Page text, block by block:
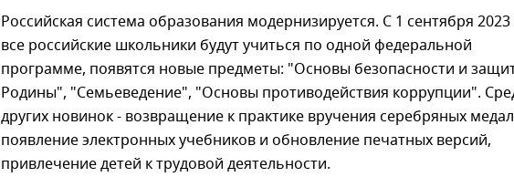
Российская система образования модернизируется. С 1 сентября 2023
все российские школьники будут учиться по одной федеральной
программе, появятся новые предметы: "Основы безопасности и
Родины", "Семьеведение", "Основы противодействия коррупции".
других новинок - возвращение к практике вручения серебряных
появление электронных учебников и обновление печатных версий,
привлечение детей к трудовой деятельности.